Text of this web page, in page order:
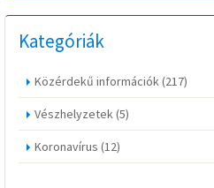
Kategóriák
Közérdekű információk(217)
Vészhelyzetek(5)
Koronavírus (12)